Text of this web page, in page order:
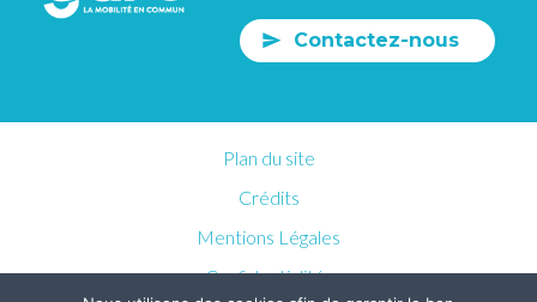
Contactez-nous
Plan du site
Crédits
Mentions Légales
Confidentialités